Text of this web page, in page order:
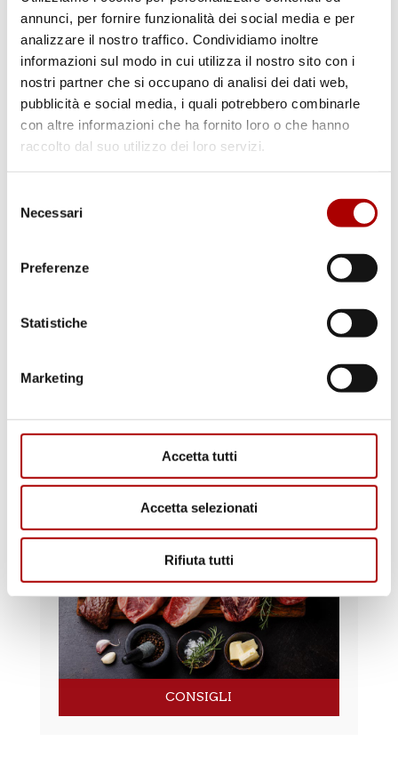
annunci, per fornire funzionalità dei social media e per
analizzare il nostro traffico. Condividiamo inoltre
informazioni sul modo in cui utilizza il nostro sito con i
nostri partner che si occupano di analisi dei dati web,
pubblicità e social media, i quali potrebbero combinarle
con altre informazioni che ha fornito loro o che hanno
raccolto dal suo utilizzo dei loro servizi.
delNecessari
Preferenze
Statistiche
Marketing
Accetta tutti
Accetta selezionati
Rifiuta tutti
CONSIGLI